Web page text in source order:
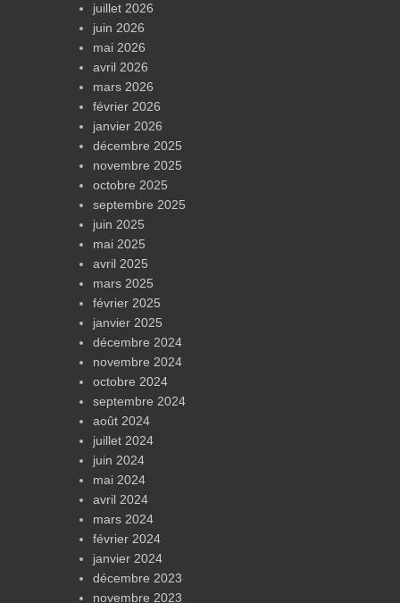
juillet 2026
juin 2026
mai 2026
avril 2026
mars 2026
février 2026
janvier 2026
décembre 2025
novembre 2025
octobre 2025
septembre 2025
juin 2025
mai 2025
avril 2025
mars 2025
février 2025
janvier 2025
décembre 2024
novembre 2024
octobre 2024
septembre 2024
août 2024
juillet 2024
juin 2024
mai 2024
avril 2024
mars 2024
février 2024
janvier 2024
décembre 2023
novembre 2023